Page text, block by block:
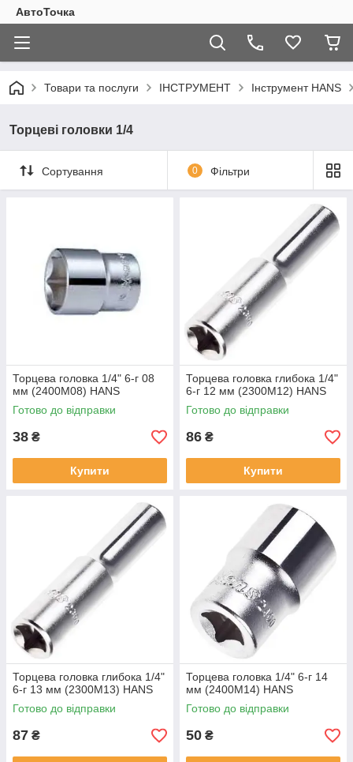
АвтоТочка
Товари та послуги ІНСТРУМЕНТ Інструмент HANS
Торцеві головки 1/4
Сортування 0 Фільтри
Торцева головка 1/4" 6-г 08
мм (2400M08) HANS
Готово до відправки
38 ₴
Купити
Торцева головка глибока 1/4"
6-г 12 мм (2300M12) HANS
Готово до відправки
86 ₴
Купити
Торцева головка глибока 1/4"
6-г 13 мм (2300M13) HANS
Готово до відправки
87 ₴
Торцева головка 1/4" 6-г 14
мм (2400M14) HANS
Готово до відправки
50 ₴